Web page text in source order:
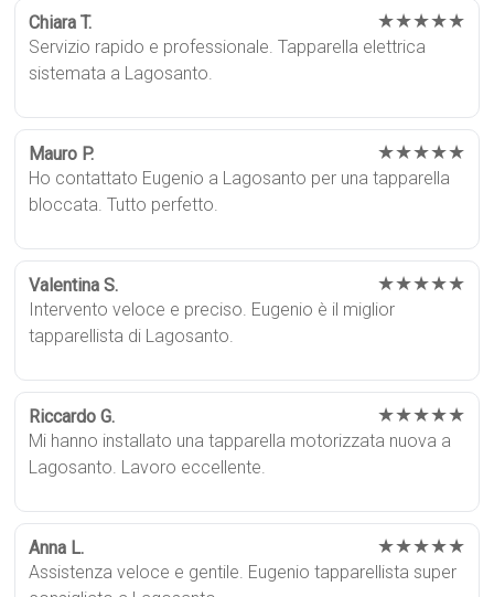
Chiara T. ★★★★★
Servizio rapido e professionale. Tapparella elettrica
sistemata a Lagosanto.
Mauro P. ★★★★★
Ho contattato Eugenio a Lagosanto per una tapparella
bloccata. Tutto perfetto.
Valentina S. ★★★★★
Intervento veloce e preciso. Eugenio è il miglior
tapparellista di Lagosanto.
Riccardo G. ★★★★★
Mi hanno installato una tapparella motorizzata nuova a
Lagosanto. Lavoro eccellente.
Anna L. ★★★★★
Assistenza veloce e gentile. Eugenio tapparellista super